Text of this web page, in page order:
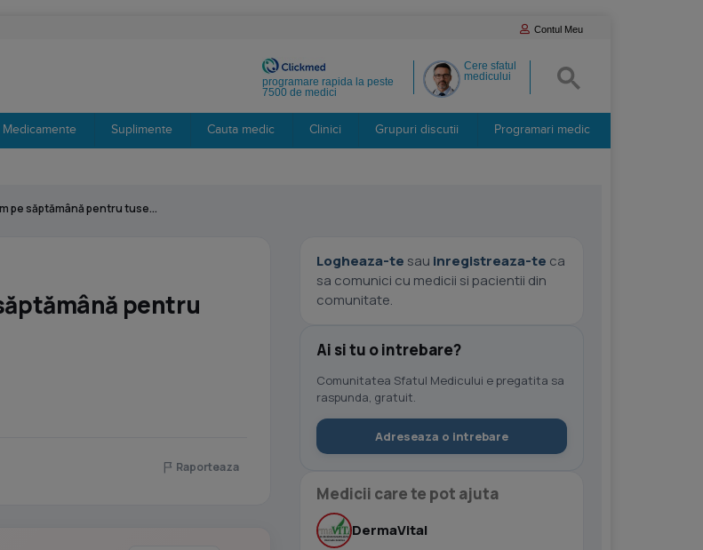
Contul Meu
Cere sfatul
medicului
programare rapida la peste
7500 de medici
Medicamente Suplimente Cauta medic Clinici Grupuri discutii Programari medic
pe săptămână pentru tuse...
pentru
Raporteaza
Logheaza-te sau inregistreaza-te ca
sa comunici cu medicii si pacientii din
comunitate.
Ai si tu o intrebare?
Comunitatea Sfatul Medicului e pregatita sa
raspunda, gratuit.
Adreseaza o intrebare
Medicii care te pot ajuta
DermaVital